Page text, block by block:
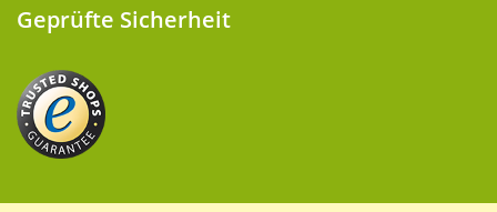
Geprüfte Sicherheit